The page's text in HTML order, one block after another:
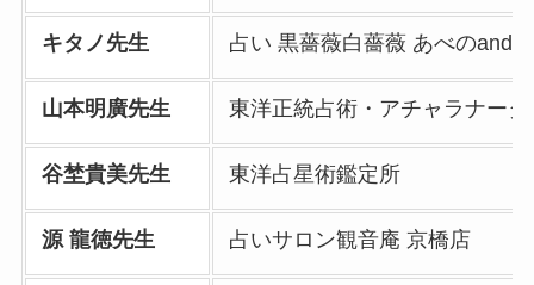
キタノ先生 占い 黒薔薇白薔薇 あべのand店
山本明廣先生 東洋正統占術・アチャラナータ
谷埜貴美先生 東洋占星術鑑定所
源 龍徳先生 占いサロン観音庵 京橋店